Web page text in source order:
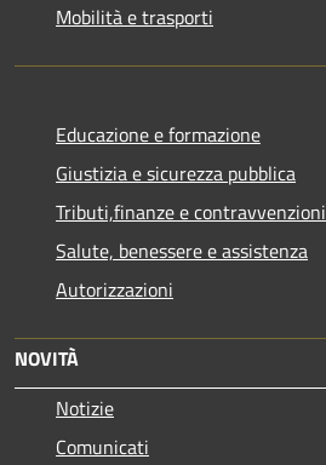
Mobilità e trasporti
Educazione e formazione
Giustizia e sicurezza pubblica
Tributi,finanze e contravvenzioni
Salute, benessere e assistenza
Autorizzazioni
NOVITÀ
Notizie
Comunicati